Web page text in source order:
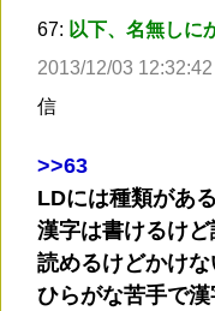
67: 以下、名無しに
2013/12/03
信
>>63
LDには種類があ
漢字は書けるけど
読めるけどかけな
ひらがな苦手で漢